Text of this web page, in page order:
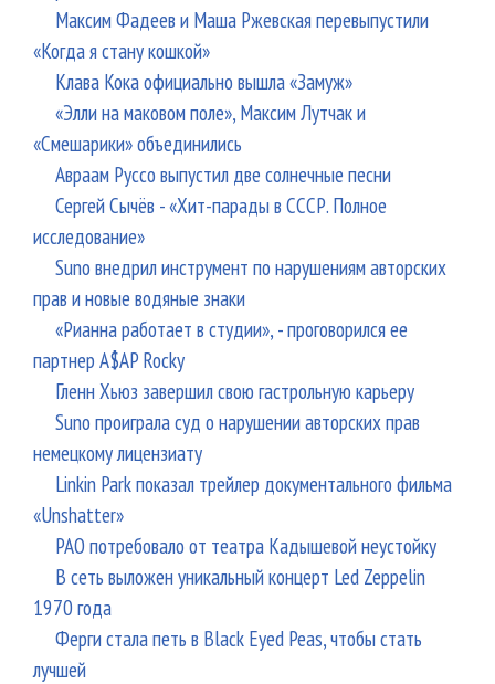
Максим Фадеев и Маша Ржевская перевыпустили
«Когда я стану кошкой»
Клава Кока официально вышла «Замуж»
«Элли на маковом поле», Максим Лутчак и
«Смешарики» объединились
Авраам Руссо выпустил две солнечные песни
Сергей Сычёв - «Хит-парады в СССР. Полное
исследование»
Suno внедрил инструмент по нарушениям авторских
прав и новые водяные знаки
«Рианна работает в студии», - проговорился ее
партнер A$AP Rocky
Гленн Хьюз завершил свою гастрольную карьеру
Suno проиграла суд о нарушении авторских прав
немецкому лицензиату
Linkin Park показал трейлер документального фильма
«Unshatter»
РАО потребовало от театра Кадышевой неустойку
В сеть выложен уникальный концерт Led Zeppelin
1970 года
Ферги стала петь в Black Eyed Peas, чтобы стать
лучшей